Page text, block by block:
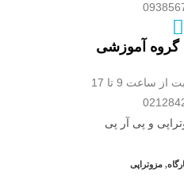
گروه آموزشی
ساعت 9 تا 17
, مزوتراپی